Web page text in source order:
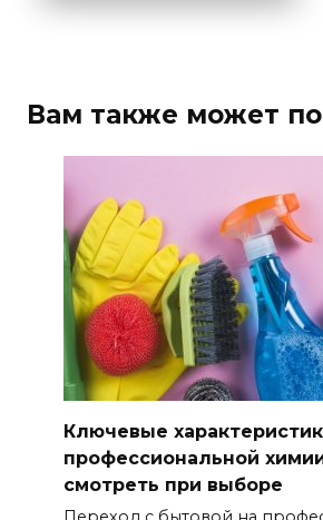
Вам также может
Ключевые
профессиональной
смотреть при выборе